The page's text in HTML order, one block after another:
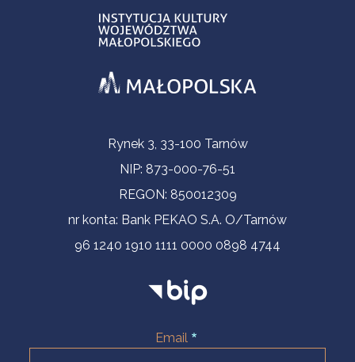
Informacje kontaktoweRynek 3, 33-100 Tarnów
NIP: 873-000-76-51
REGON: 850012309
nr konta: Bank PEKAO S.A. O/Tarnów
96 1240 1910 1111 0000 0898 4744
Email